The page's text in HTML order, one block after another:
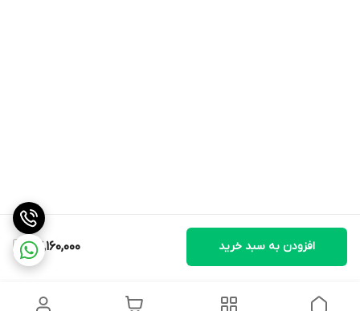
64,160,000 افزودن به سبد خرید